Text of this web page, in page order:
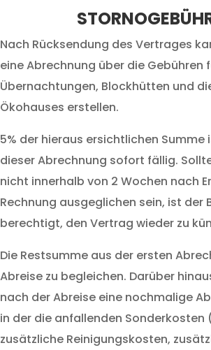
Nach Rücksendung des Vertrages
eine Abrechnung über die Gebühren
Übernachtungen, Blockhütten und
Ökohauses erstellen.
5% der hieraus ersichtlichen Summe
dieser Abrechnung sofort fällig.
nicht innerhalb von 2 Wochen nach
Rechnung ausgeglichen sein, ist der
berechtigt, den Vertrag wieder zu
Die Restsumme aus der ersten
Abreise zu begleichen. Darüber
nach der Abreise eine nochmalige
in der die anfallenden Sonderkosten
zusätzliche Reinigungskosten,